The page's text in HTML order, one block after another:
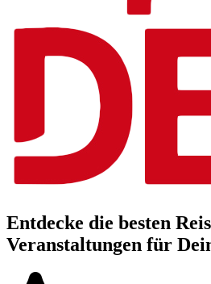
Entdecke die besten
Veranstaltungen für